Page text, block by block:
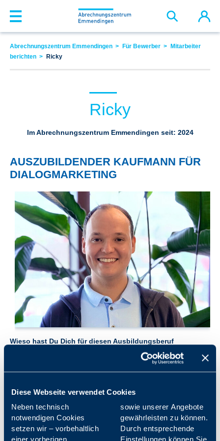
Diese Webseite verwendet Cookies
Neben technisch
notwendigen Cookies
setzen wir – vorbehaltlich
einer vorherigen
sowie unserer Angebote
gewährleisten zu können.
Durch entsprechende
Einstellungen können Sie
Abrechnungszentrum Emmendingen Für Bewerber
Mitarbeiter
berichten
Ricky
Ricky
Im Abrechnungszentrum Emmendingen seit: 2024
AUSZUBILDENDER KAUFMANN FÜR
DIALOGMARKETING
Wieso hast Du Dich für diesen Ausbildungsberuf
Da mir die Kommunikation mit Kunden und Leistungserbringern
schon in meiner Zeit als Sachbearbeiter und Aushilfe im
Dialogmarketing entschieden.
Jetzt bist Du ja fast mit der Ausbildung fertig. Was ist Dein
Resümee?